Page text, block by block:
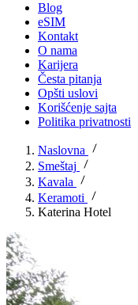
Blog
eSIM
Kontakt
O nama
Karijera
Česta pitanja
Opšti uslovi
Korišćenje sajta
Politika privatnosti
Naslovna
Smeštaj
Kavala
Keramoti
Katerina Hotel